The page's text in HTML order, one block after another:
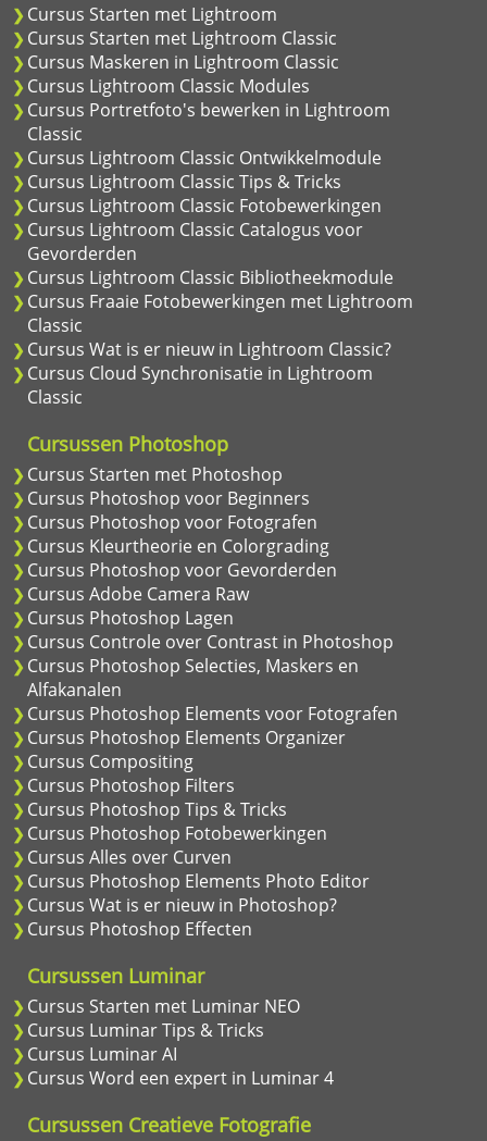
Cursus Starten met Lightroom
Cursus Starten met Lightroom Classic
Cursus Maskeren in Lightroom Classic
Cursus Lightroom Classic Modules
Cursus Portretfoto's bewerken in Lightroom
Classic
Cursus Lightroom Classic Ontwikkelmodule
Cursus Lightroom Classic Tips & Tricks
Cursus Lightroom Classic Fotobewerkingen
Cursus Lightroom Classic Catalogus voor
Gevorderden
Cursus Lightroom Classic Bibliotheekmodule
Cursus Fraaie Fotobewerkingen met Lightroom
Classic
Cursus Wat is er nieuw in Lightroom Classic?
Cursus Cloud Synchronisatie in Lightroom
Classic
Cursussen Photoshop
Cursus Starten met Photoshop
Cursus Photoshop voor Beginners
Cursus Photoshop voor Fotografen
Cursus Kleurtheorie en Colorgrading
Cursus Photoshop voor Gevorderden
Cursus Adobe Camera Raw
Cursus Photoshop Lagen
Cursus Controle over Contrast in Photoshop
Cursus Photoshop Selecties, Maskers en
Alfakanalen
Cursus Photoshop Elements voor Fotografen
Cursus Photoshop Elements Organizer
Cursus Compositing
Cursus Photoshop Filters
Cursus Photoshop Tips & Tricks
Cursus Photoshop Fotobewerkingen
Cursus Alles over Curven
Cursus Photoshop Elements Photo Editor
Cursus Wat is er nieuw in Photoshop?
Cursus Photoshop Effecten
Cursussen Luminar
Cursus Starten met Luminar NEO
Cursus Luminar Tips & Tricks
Cursus Luminar AI
Cursus Word een expert in Luminar 4
Cursussen Creatieve Fotografie